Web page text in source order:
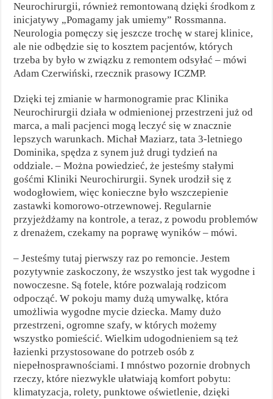
Neurochirurgii, również remontowaną dzięki środkom z
inicjatywy „Pomagamy jak umiemy” Rossmanna.
Neurologia pomęczy się jeszcze trochę w starej klinice,
ale nie odbędzie się to kosztem pacjentów, których
trzeba by było w związku z remontem odsyłać – mówi
Adam Czerwiński, rzecznik prasowy ICZMP.
Dzięki tej zmianie w harmonogramie prac Klinika
Neurochirurgii działa w odmienionej przestrzeni już od
marca, a mali pacjenci mogą leczyć się w znacznie
lepszych warunkach. Michał Maziarz, tata 3-letniego
Dominika, spędza z synem już drugi tydzień na
oddziale. – Można powiedzieć, że jesteśmy stałymi
gośćmi Kliniki Neurochirurgii. Synek urodził się z
wodogłowiem, więc konieczne było wszczepienie
zastawki komorowo-otrzewnowej. Regularnie
przyjeżdżamy na kontrole, a teraz, z powodu problemów
z drenażem, czekamy na poprawę wyników – mówi.
– Jesteśmy tutaj pierwszy raz po remoncie. Jestem
pozytywnie zaskoczony, że wszystko jest tak wygodne i
nowoczesne. Są fotele, które pozwalają rodzicom
odpocząć. W pokoju mamy dużą umywalkę, która
umożliwia wygodne mycie dziecka. Mamy dużo
przestrzeni, ogromne szafy, w których możemy
wszystko pomieścić. Wielkim udogodnieniem są też
łazienki przystosowane do potrzeb osób z
niepełnosprawnościami. I mnóstwo pozornie drobnych
rzeczy, które niezwykle ułatwiają komfort pobytu:
klimatyzacja, rolety, punktowe oświetlenie, dzięki